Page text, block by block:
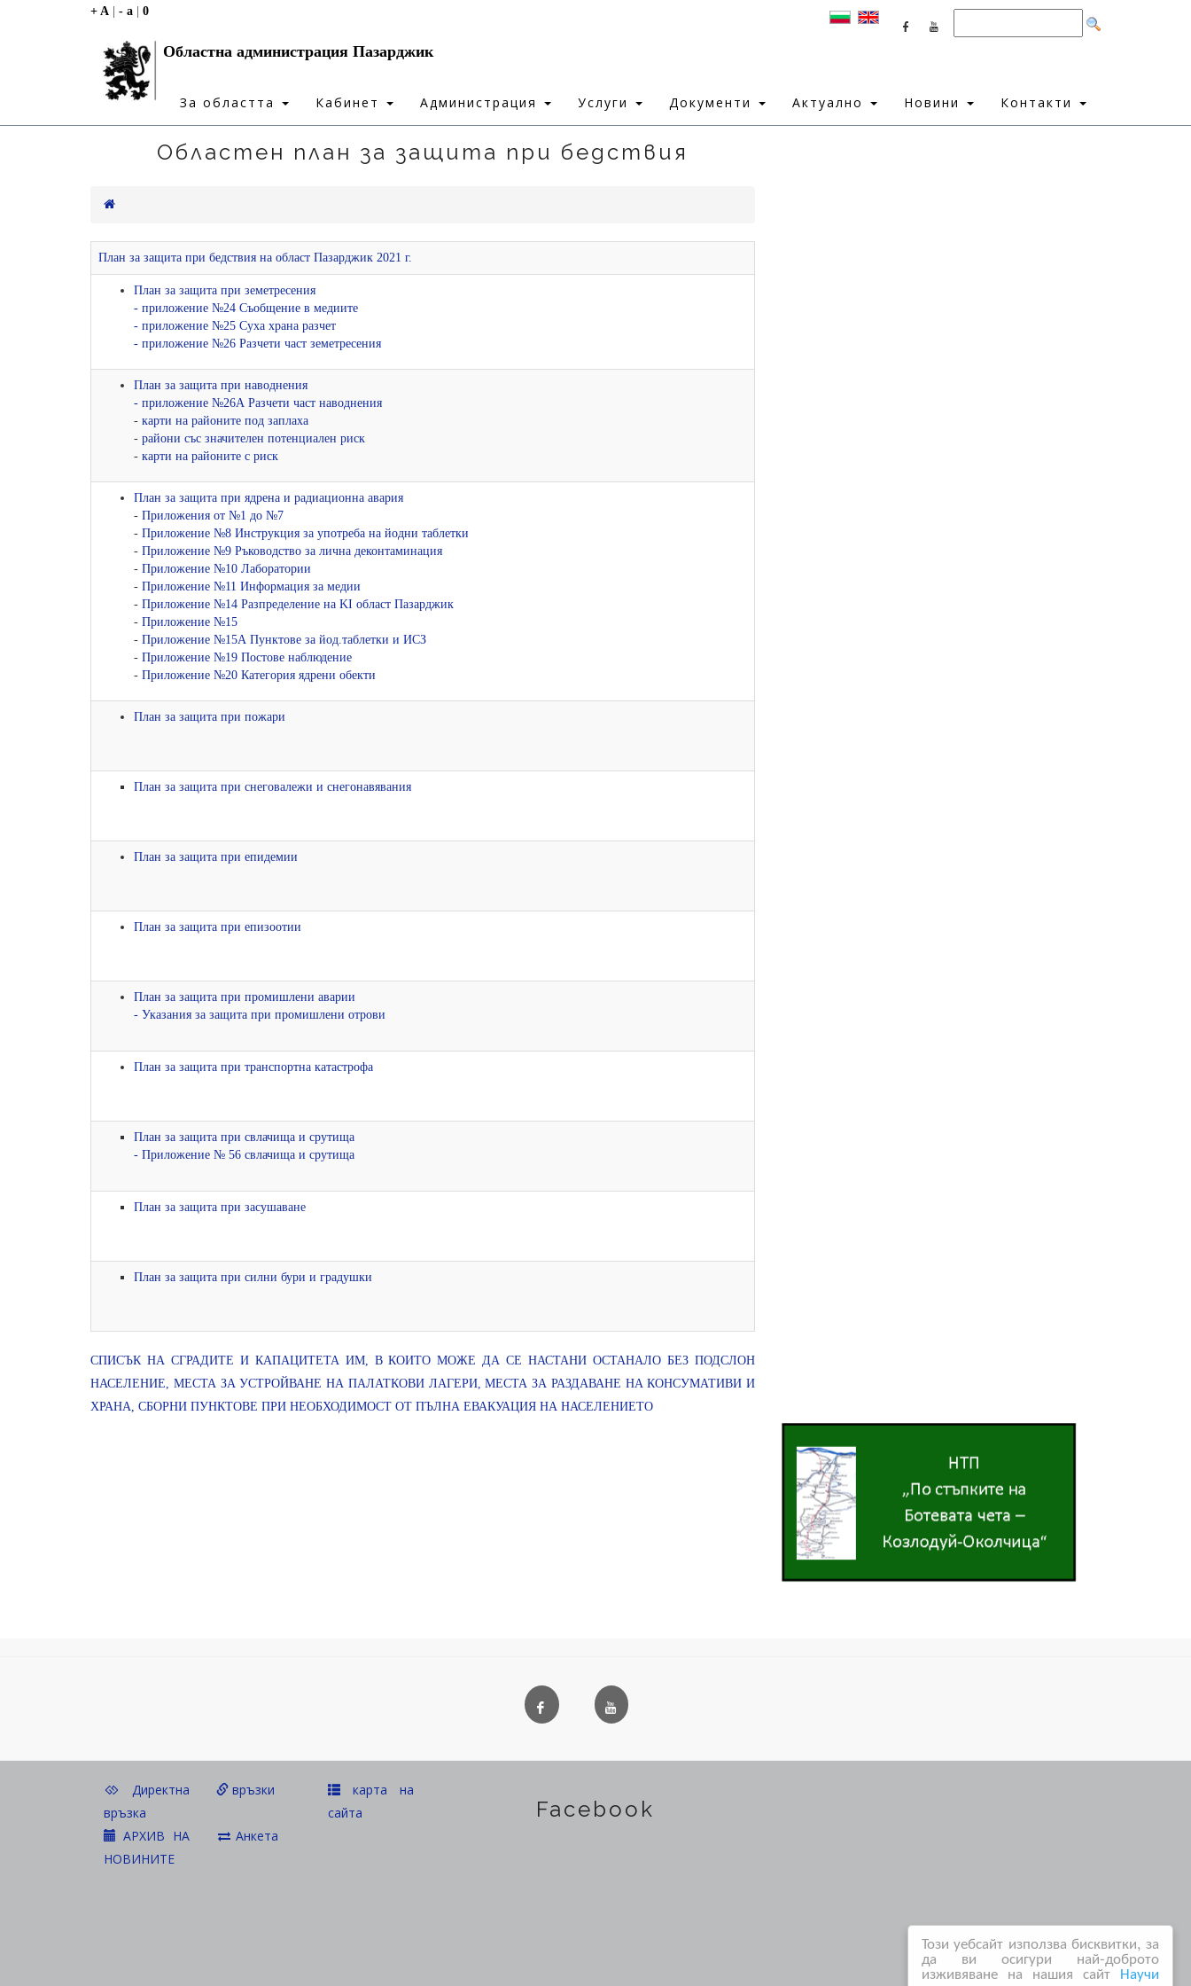
Този уебсайт използва бисквитки, за
да ви осигури най-доброто
изживяване на нашия сайт Научи
+ A - a 0
Областна администрация Пазарджик
За областта Кабинет Администрация Услуги Документи Актуално Новини Контакти
Областен план за защита при бедствия
План за защита при бедствия на област Пазарджик 2021 г.
План за защита при земетресения
- приложение №24 Съобщение в медиите
- приложение №25 Суха храна разчет
- приложение №26 Разчети част земетресения
План за защита при наводнения
- приложение №26А Разчети част наводнения
- карти на районите под заплаха
- райони със значителен потенциален риск
- карти на районите с риск
План за защита при ядрена и радиационна авария
- Приложения от №1 до №7
- Приложение №8 Инструкция за употреба на йодни таблетки
- Приложение №9 Ръководство за лична деконтаминация
- Приложение №10 Лаборатории
- Приложение №11 Информация за медии
- Приложение №14 Разпределение на KI област Пазарджик
- Приложение №15
- Приложение №15А Пунктове за йод.таблетки и ИСЗ
- Приложение №19 Постове наблюдение
- Приложение №20 Категория ядрени обекти
План за защита при пожари
План за защита при снеговалежи и снегонавявания
План за защита при епидемии
План за защита при епизоотии
План за защита при промишлени аварии
- Указания за защита при промишлени отрови
План за защита при транспортна катастрофа
План за защита при свлачища и срутища
- Приложение № 56 свлачища и срутища
План за защита при засушаване
План за защита при силни бури и градушки
СПИСЪК НА СГРАДИТЕ И КАПАЦИТЕТА ИМ, В КОИТО МОЖЕ ДА СЕ НАСТАНИ ОСТАНАЛО БЕЗ ПОДСЛОН
НАСЕЛЕНИЕ, МЕСТА ЗА УСТРОЙВАНЕ НА ПАЛАТКОВИ ЛАГЕРИ, МЕСТА ЗА РАЗДАВАНЕ НА КОНСУМАТИВИ И
ХРАНА, СБОРНИ ПУНКТОВЕ ПРИ НЕОБХОДИМОСТ ОТ ПЪЛНА ЕВАКУАЦИЯ НА НАСЕЛЕНИЕТО
Директна
връзка
връзки
карта на
сайта
АРХИВ НА
НОВИНИТЕ
Анкета
Facebook